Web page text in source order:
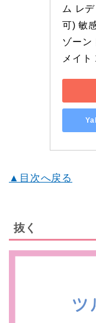
ム レ
可) 敏
ゾーン
メイト
▲目次へ戻る
抜く